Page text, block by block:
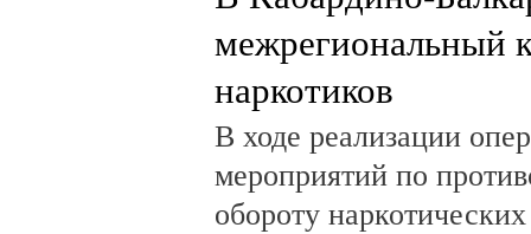
межрегиональный
наркотиков
В ходе реализации
мероприятий по
обороту